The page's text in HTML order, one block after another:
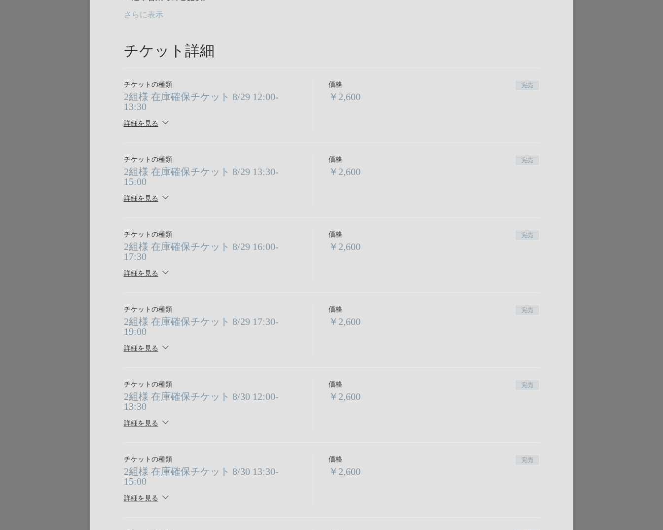
さらに表示
チケット詳細
チケットの種類
2組様 在庫確保チケット 8/29 12:00-
13:30
詳細を見る
価格
￥2,600
完売
チケットの種類
2組様 在庫確保チケット 8/29 13:30-
15:00
詳細を見る
価格
￥2,600
完売
チケットの種類
2組様 在庫確保チケット 8/29 16:00-
17:30
詳細を見る
価格
￥2,600
完売
チケットの種類
2組様 在庫確保チケット 8/29 17:30-
19:00
詳細を見る
価格
￥2,600
完売
チケットの種類
2組様 在庫確保チケット 8/30 12:00-
13:30
詳細を見る
価格
￥2,600
完売
チケットの種類
2組様 在庫確保チケット 8/30 13:30-
15:00
詳細を見る
価格
￥2,600
完売